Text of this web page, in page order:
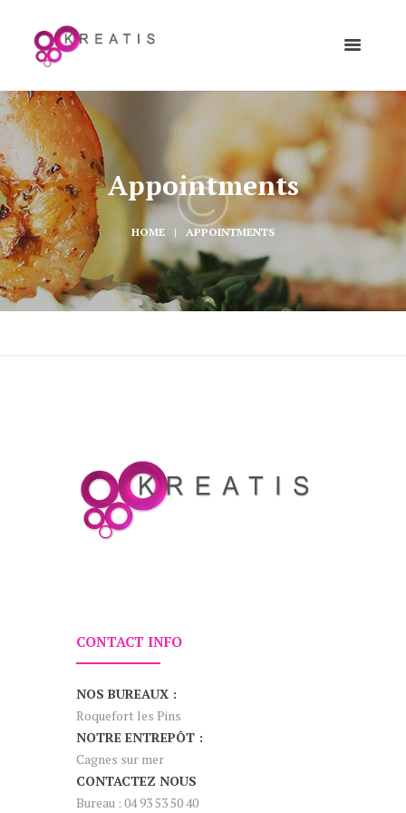
Appointments
HOME APPOINTMENTS
CONTACT INFO
NOS BUREAUX :
Roquefort les Pins
NOTRE ENTREPÔT :
Cagnes sur mer
CONTACTEZ NOUS
Bureau : 04 93 53 50 40